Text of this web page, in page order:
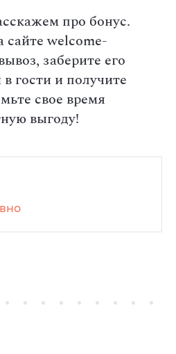
про бонус.
сайте welcome-
заберите его
гости и получите
свое время
выгоду!